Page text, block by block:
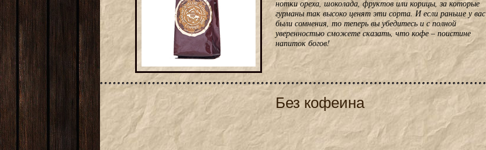
нотки ореха, шоколада, фруктов или корицы, за которые
гурманы так высоко ценят эти сорта. И если раньше у вас
были сомнения, то теперь вы убедитесь и с полной
уверенностью сможете сказать, что кофе – поистине
напиток богов!
Без кофеина